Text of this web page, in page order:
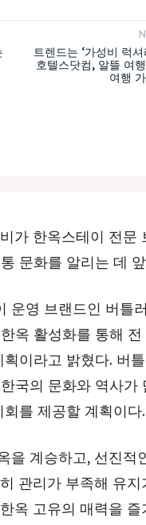
트렌드는 ‘가성비 럭
호텔스닷컴, 알뜰 여
여행
가 한옥스테이 전문
문화를 알리는 데
운영 브랜드인 버틀
옥 활성화를 통해
이라고 밝혔다. 버
국의 문화와 역사가
를 제공할 계획이다.
을 계승하고, 선진적
관리가 부족해 유
옥 고유의 매력을